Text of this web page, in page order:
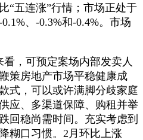
“五连涨”行情；市场正处于
、-0.3%和-0.4%。市场
，可预定案场内部发卖人
策房地产市场平稳健康成
式，可以或许满脚分歧家庭
应、多渠道保障、购租并举
回稳尚需时间。充实考虑到
糊口习惯。2月环比上涨